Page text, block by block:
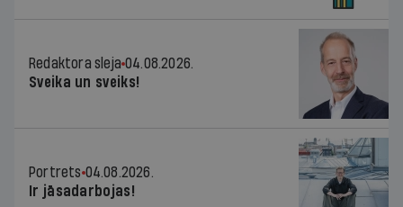
Redaktora sleja 04.08.2026.
Sveika un sveiks!
Portrets 04.08.2026.
Ir jāsadarbojas!